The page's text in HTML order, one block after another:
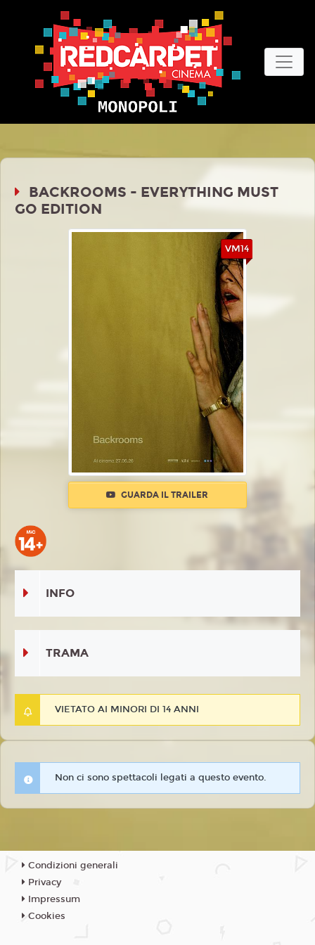
BACKROOMS - EVERYTHING MUST
GO EDITION
VM14
GUARDA IL TRAILER
INFO
TRAMA
VIETATO AI MINORI DI 14 ANNI
Non ci sono spettacoli legati a questo evento.
Condizioni generali
Privacy
Impressum
Cookies